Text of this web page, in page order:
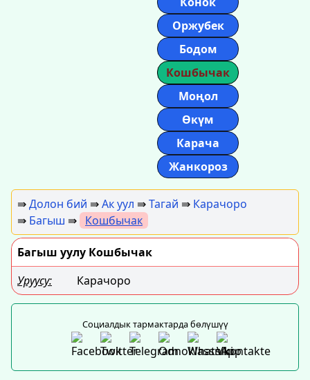
Оржубек
Бодом
Кошбычак
Моңол
Өкүм
Карача
Жанкороз
⇛Долон бий ⇛Ак уул ⇛Тагай ⇛ Карачоро
⇛ Багыш ⇛ Кошбычак
Багыш уулу Кошбычак
Уруусу:
Карачоро
Социалдык тармактарда бөлүшүү